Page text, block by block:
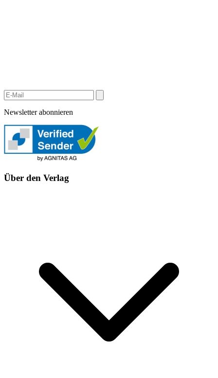
Newsletter abonnieren
Über den Verlag